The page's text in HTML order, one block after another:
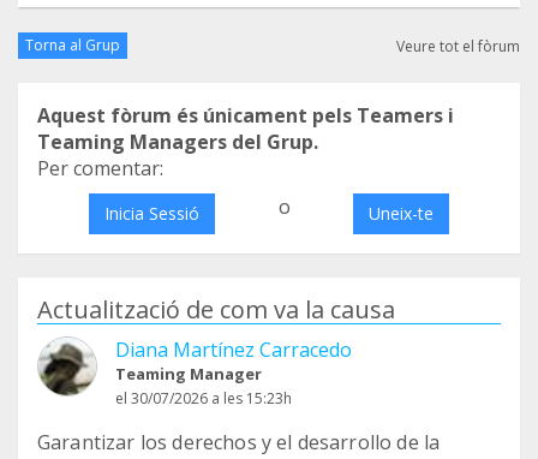
Torna al Grup Veure tot el fòrum
Aquest fòrum és únicament pels Teamers i
Teaming Managers del Grup.
Per comentar:
Inicia Sessió o Uneix-te
Actualització de com va la causa
Diana Martínez Carracedo
Teaming Manager
el 30/07/2026 a les 15:23h
Garantizar los derechos y el desarrollo de la